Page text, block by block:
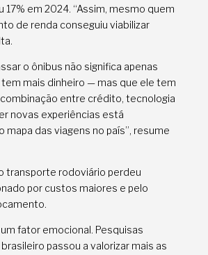
em 2024. “Assim, mesmo quem
de renda conseguiu viabilizar
o ônibus não significa apenas
mais dinheiro — mas que ele tem
entre crédito, tecnologia
novas experiências está
mapa das viagens no país”, resume
transporte rodoviário perdeu
por custos maiores e pelo
fator emocional. Pesquisas
passou a valorizar mais as